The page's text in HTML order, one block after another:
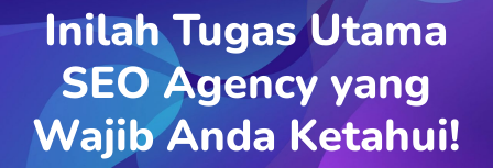
Inilah Tugas Utama
SEO Agency yang
Wajib Anda Ketahui!